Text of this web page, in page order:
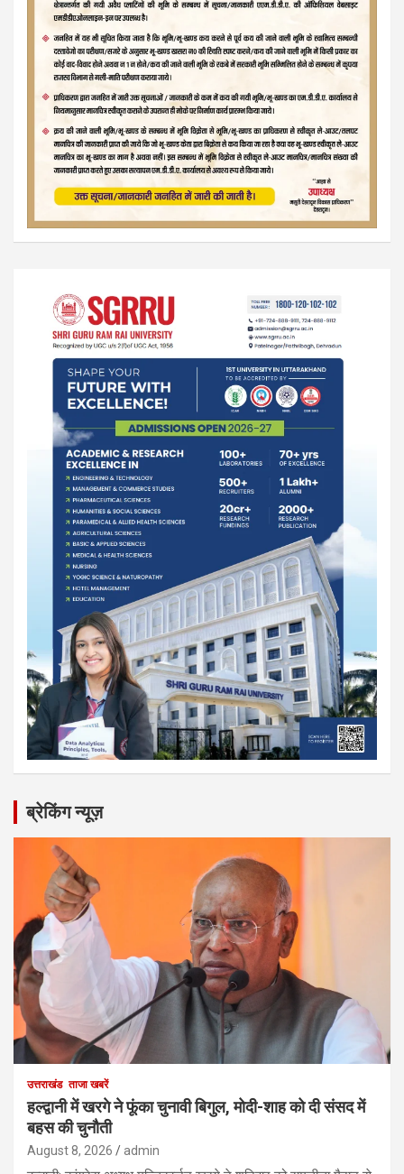
ब्रेकिंग न्यूज़
उत्तराखंड ताजा खबरें
हल्द्वानी में खरगे ने फूंका चुनावी बिगुल, मोदी-शाह को दी संसद में
बहस की चुनौती
August 8, 2026 admin